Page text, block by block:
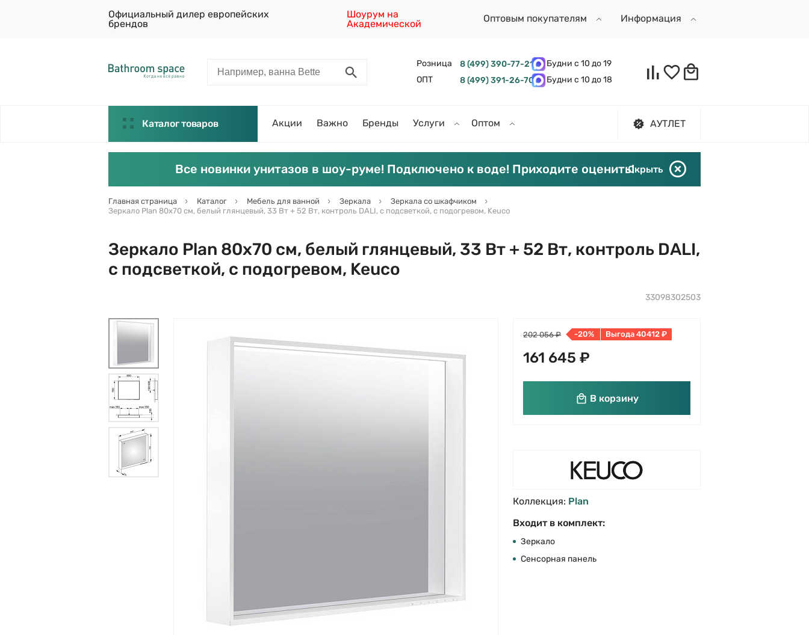
Официальный дилер европейских
брендов
Шоурум на
Академической
Оптовым покупателям Информация
Розница 8 (499) 390-77-21
Будни с 10 до 19
ОПТ
8 (499) 391-26-70 Будни с 10 до 18
Каталог товаров Акции Важно Бренды Услуги Оптом АУТЛЕТ
Все новинки унитазов в шоу-руме! Подключено к воде! Приходите оценить!Скрыть
Главная страница Каталог Мебель для ванной Зеркала
Зеркала со шкафчиком
Зеркало Plan 80х70 см, белый глянцевый, 33 Вт + 52 Вт, контроль DALI, с подсветкой, с подогревом, Keuco
Зеркало Plan 80х70 см, белый глянцевый, 33 Вт + 52 Вт, контроль DALI,
с подсветкой, с подогревом, Keuco
33098302503
202 056 ₽ -20% Выгода 40412 ₽
161 645 ₽
В корзину
Коллекция: Plan
Входит в комплект:
Зеркало
Сенсорная панель